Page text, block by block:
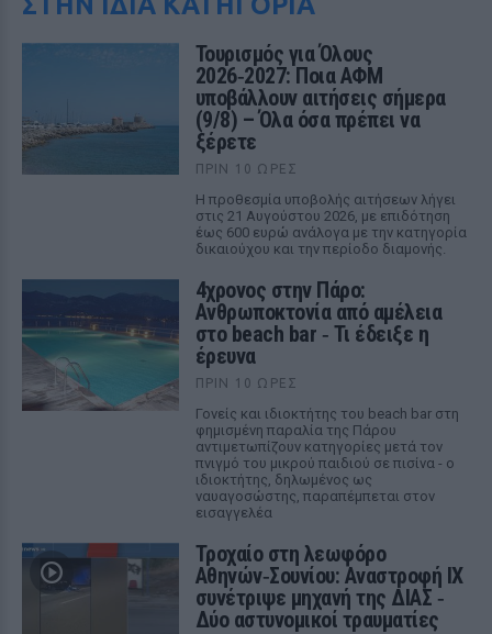
Τουρισμός για Όλους
2026‑2027: Ποια ΑΦΜ
υποβάλλουν αιτήσεις σήμερα
(9/8) – Όλα όσα πρέπει να
ξέρετε
ΠΡΙΝ 10 ΏΡΕΣ
Η προθεσμία υποβολής αιτήσεων λήγει
στις 21 Αυγούστου 2026, με επιδότηση
έως 600 ευρώ ανάλογα με την κατηγορία
δικαιούχου και την περίοδο διαμονής.
4χρονος στην Πάρο:
Ανθρωποκτονία από αμέλεια
στο beach bar ‑ Τι έδειξε η
έρευνα
ΠΡΙΝ 10 ΏΡΕΣ
Γονείς και ιδιοκτήτης του beach bar στη
φημισμένη παραλία της Πάρου
αντιμετωπίζουν κατηγορίες μετά τον
πνιγμό του μικρού παιδιού σε πισίνα - ο
ιδιοκτήτης, δηλωμένος ως
ναυαγοσώστης, παραπέμπεται στον
εισαγγελέα
Τροχαίο στη λεωφόρο
Αθηνών‑Σουνίου: Αναστροφή ΙΧ
συνέτριψε μηχανή της ΔΙΑΣ ‑
Δύο αστυνομικοί τραυματίες